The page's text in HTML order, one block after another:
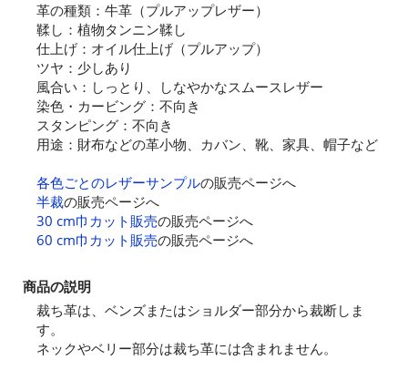
革の種類：牛革（プルアップレザー）
鞣し：植物タンニン鞣し
仕上げ：オイル仕上げ（プルアップ）
ツヤ：少しあり
風合い：しっとり、しなやかなスムースレザー
染色・カービング：不向き
スタンピング：不向き
用途：財布などの革小物、カバン、靴、家具、帽子など
各色ごとのレザーサンプルの販売ページへ
半裁の販売ページへ
30 cm巾カット販売の販売ページへ
60 cm巾カット販売の販売ページへ
商品の説明
裁ち革は、ベンズまたはショルダー部分から裁断しま
す。
ネックやベリー部分は裁ち革には含まれません。